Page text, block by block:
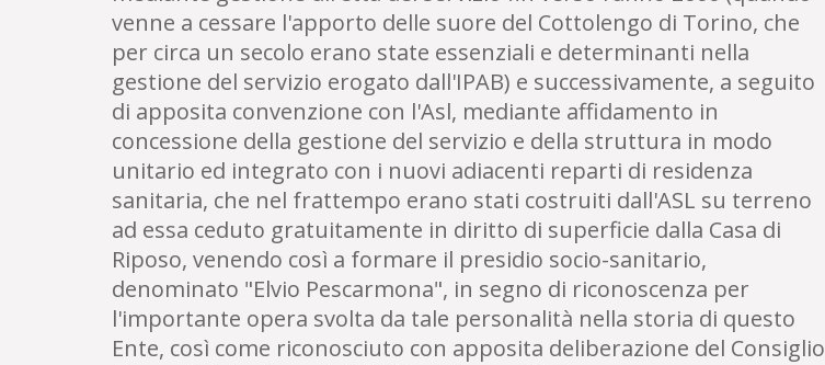
venne a cessare l'apporto delle suore del Cottolengo di Torino, che
per circa un secolo erano state essenziali e determinanti nella
gestione del servizio erogato dall'IPAB) e successivamente, a seguito
di apposita convenzione con l'Asl, mediante affidamento in
concessione della gestione del servizio e della struttura in modo
unitario ed integrato con i nuovi adiacenti reparti di residenza
sanitaria, che nel frattempo erano stati costruiti dall'ASL su terreno
ad essa ceduto gratuitamente in diritto di superficie dalla Casa di
Riposo, venendo così a formare il presidio socio-sanitario,
denominato "Elvio Pescarmona", in segno di riconoscenza per
l'importante opera svolta da tale personalità nella storia di questo
Ente, così come riconosciuto con apposita deliberazione del Consiglio